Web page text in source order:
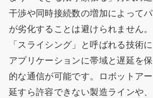
干渉や同時接続数の増加によって
が劣化することは避けられません
「スライシング」と呼ばれる技術
アプリケーションに帯域と遅延を
的な通信が可能です。ロボットア
延すら許容できない製造ラインや